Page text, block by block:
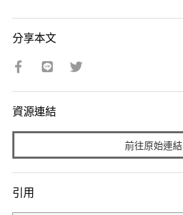
分享本文
資源連結
前往原始連結
引用